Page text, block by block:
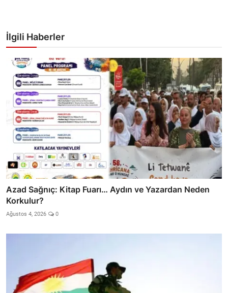
İlgili Haberler
Azad Sağnıç: Kitap Fuarı… Aydın ve Yazardan Neden
Korkulur?
Ağustos 4, 2026 0